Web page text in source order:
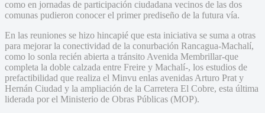
como en jornadas de participación ciudadana vecinos de las dos
comunas pudieron conocer el primer prediseño de la futura vía.
En las reuniones se hizo hincapié que esta iniciativa se suma a otras
para mejorar la conectividad de la conurbación Rancagua-Machalí,
como lo sonla recién abierta a tránsito Avenida Membrillar-que
completa la doble calzada entre Freire y Machalí-, los estudios de
prefactibilidad que realiza el Minvu enlas avenidas Arturo Prat y
Hernán Ciudad y la ampliación de la Carretera El Cobre, esta última
liderada por el Ministerio de Obras Públicas (MOP).